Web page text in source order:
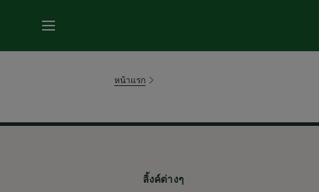
หน้าแรก
ลิ้งค์ต่างๆ